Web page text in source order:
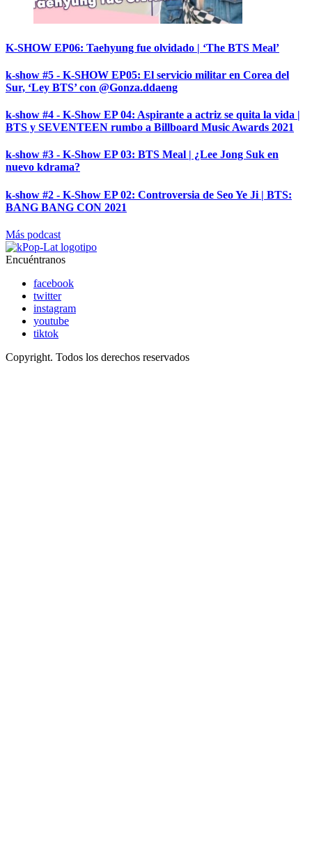
K-SHOW EP06: Taehyung fue olvidado | ‘The BTS Meal’
k-show #5 - K-SHOW EP05: El servicio militar en Corea del
Sur, ‘Ley BTS’ con @Gonza.ddaeng
k-show #4 - K-Show EP 04: Aspirante a actriz se quita la vida |
BTS y SEVENTEEN rumbo a Billboard Music Awards 2021
k-show #3 - K-Show EP 03: BTS Meal | ¿Lee Jong Suk en
nuevo kdrama?
k-show #2 - K-Show EP 02: Controversia de Seo Ye Ji | BTS:
BANG BANG CON 2021
Más podcast
Encuéntranos
facebook
twitter
instagram
youtube
tiktok
Copyright. Todos los derechos reservados